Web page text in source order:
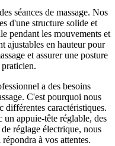
séances de massage. Nos
d'une structure solide et
pendant les mouvements et
ajustables en hauteur pour
et assurer une posture
a des besoins
C'est pourquoi nous
différentes caractéristiques.
un appuie-tête réglable, des
réglage électrique, nous
à vos attentes.